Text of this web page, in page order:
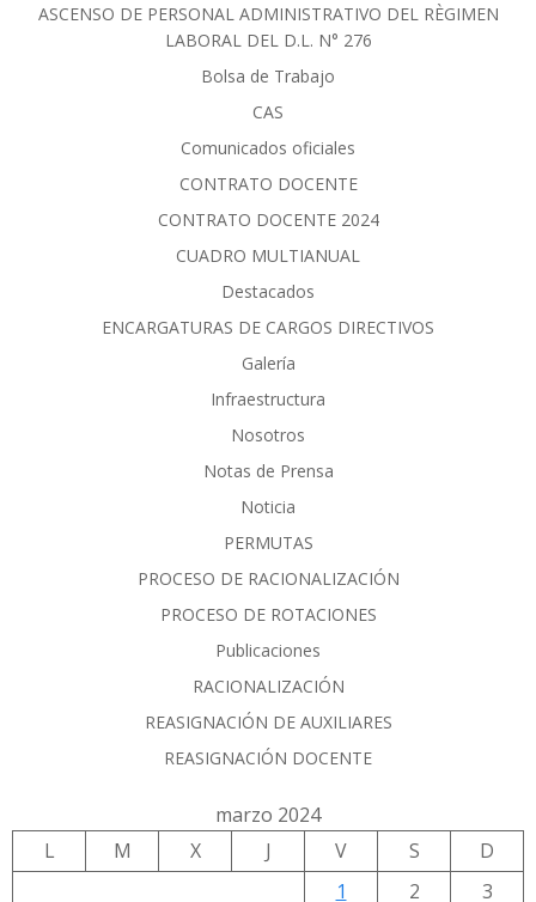
ASCENSO DE PERSONAL ADMINISTRATIVO DEL RÈGIMEN
LABORAL DEL D.L. N° 276
Bolsa de Trabajo
CAS
Comunicados oficiales
CONTRATO DOCENTE
CONTRATO DOCENTE 2024
CUADRO MULTIANUAL
Destacados
ENCARGATURAS DE CARGOS DIRECTIVOS
Galería
Infraestructura
Nosotros
Notas de Prensa
Noticia
PERMUTAS
PROCESO DE RACIONALIZACIÓN
PROCESO DE ROTACIONES
Publicaciones
RACIONALIZACIÓN
REASIGNACIÓN DE AUXILIARES
REASIGNACIÓN DOCENTE
marzo 2024
L
M X J V S
D
1
2 3